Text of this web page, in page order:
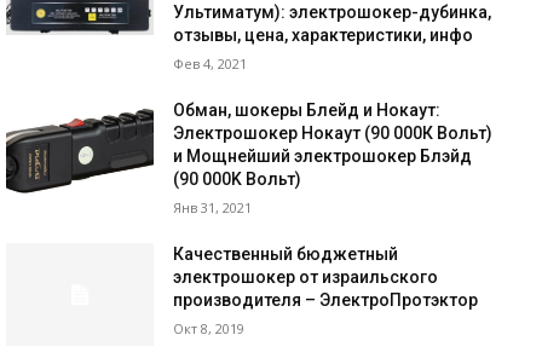
Ультиматум): электрошокер-дубинка,
отзывы, цена, характеристики, инфо
Фев 4, 2021
Обман, шокеры Блейд и Нокаут:
Электрошокер Нокаут (90 000К Вольт)
и Мощнейший электрошокер Блэйд
(90 000K Вольт)
Янв 31, 2021
Качественный бюджетный
электрошокер от израильского
производителя – ЭлектроПротэктор
Окт 8, 2019